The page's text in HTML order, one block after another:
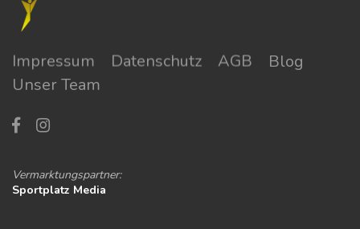
Impressum Datenschutz AGB
Blog
Unser Team
Vermarktungspartner:
Sportplatz Media